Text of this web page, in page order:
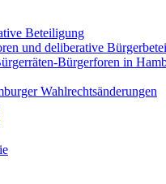
Beteiligung
und deliberative
Bürgerforen in
Wahlrechtsänderungen